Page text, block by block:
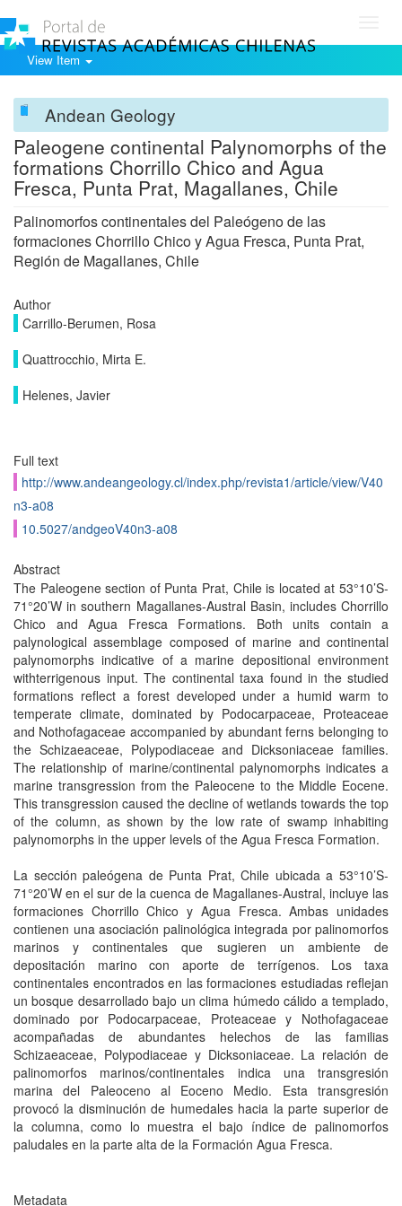
View Item
Andean Geology
Paleogene continental Palynomorphs of the
formations Chorrillo Chico and Agua
Fresca, Punta Prat, Magallanes, Chile
Palinomorfos continentales del Paleógeno de las
formaciones Chorrillo Chico y Agua Fresca, Punta Prat,
Región de Magallanes, Chile
Author
Carrillo-Berumen, Rosa
Quattrocchio, Mirta E.
Helenes, Javier
Full text
http://www.andeangeology.cl/index.php/revista1/article/view/V40
n3-a08
10.5027/andgeoV40n3-a08
Abstract
The Paleogene section of Punta Prat, Chile is located at 53°10’S-
71°20’W in southern Magallanes-Austral Basin, includes Chorrillo
Chico and Agua Fresca Formations. Both units contain a
palynological assemblage composed of marine and continental
palynomorphs indicative of a marine depositional environment
withterrigenous input. The continental taxa found in the studied
formations reflect a forest developed under a humid warm to
temperate climate, dominated by Podocarpaceae, Proteaceae
and Nothofagaceae accompanied by abundant ferns belonging to
the Schizaeaceae, Polypodiaceae and Dicksoniaceae families.
The relationship of marine/continental palynomorphs indicates a
marine transgression from the Paleocene to the Middle Eocene.
This transgression caused the decline of wetlands towards the top
of the column, as shown by the low rate of swamp inhabiting
palynomorphs in the upper levels of the Agua Fresca Formation.
La sección paleógena de Punta Prat, Chile ubicada a 53°10’S-
71°20’W en el sur de la cuenca de Magallanes-Austral, incluye las
formaciones Chorrillo Chico y Agua Fresca. Ambas unidades
contienen una asociación palinológica integrada por palinomorfos
marinos y continentales que sugieren un ambiente de
depositación marino con aporte de terrígenos. Los taxa
continentales encontrados en las formaciones estudiadas reflejan
un bosque desarrollado bajo un clima húmedo cálido a templado,
dominado por Podocarpaceae, Proteaceae y Nothofagaceae
acompañadas de abundantes helechos de las familias
Schizaeaceae, Polypodiaceae y Dicksoniaceae. La relación de
palinomorfos marinos/continentales indica una transgresión
marina del Paleoceno al Eoceno Medio. Esta transgresión
provocó la disminución de humedales hacia la parte superior de
la columna, como lo muestra el bajo índice de palinomorfos
paludales en la parte alta de la Formación Agua Fresca.
Metadata